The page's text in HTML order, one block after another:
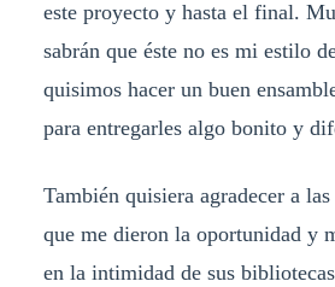
este proyecto y hasta el final.
sabrán que éste no es mi estilo
quisimos hacer un buen
para entregarles algo bonito y
También quisiera agradecer a
que me dieron la oportunidad y
en la intimidad de sus